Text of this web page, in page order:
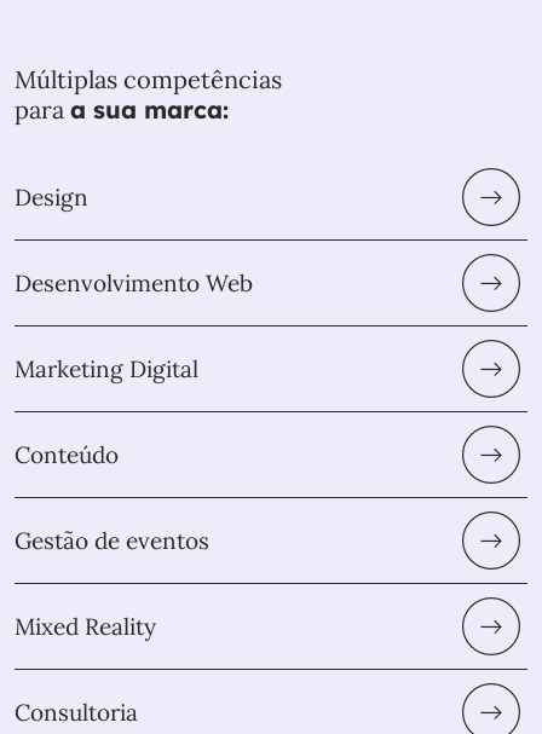
Múltiplas competências
para a sua marca:
Design
Desenvolvimento Web
Marketing Digital
Conteúdo
Gestão de eventos
Mixed Reality
Consultoria